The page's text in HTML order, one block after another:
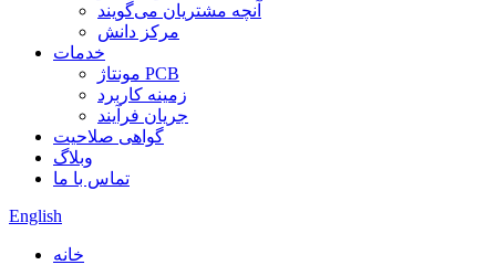
آنچه مشتریان می‌گویند
مرکز دانش
خدمات
مونتاژ PCB
زمینه کاربرد
جریان فرآیند
گواهی صلاحیت
وبلاگ
تماس با ما
English
خانه